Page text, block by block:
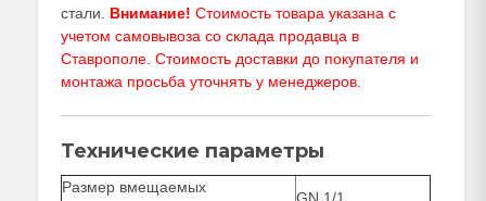
стали. Внимание! Стоимость товара указана с
учетом самовывоза со склада продавца в
Ставрополе. Стоимость доставки до покупателя и
монтажа просьба уточнять у менеджеров
Технические параметры
Размер вмещаемых